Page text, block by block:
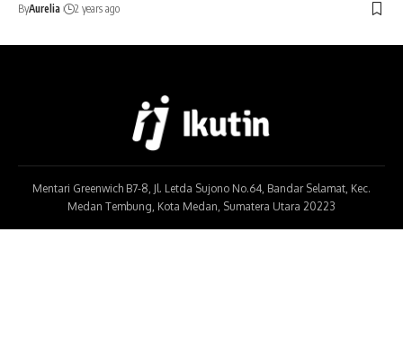
ByAurelia 2 years ago
Mentari Greenwich B7-8, Jl. Letda Sujono No.64, Bandar Selamat, Kec.
Medan Tembung, Kota Medan, Sumatera Utara 20223